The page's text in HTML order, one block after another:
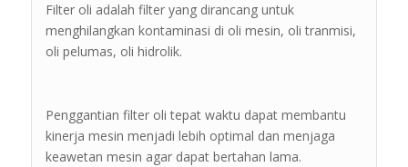
Filter oli adalah filter yang dirancang untuk
menghilangkan kontaminasi di oli mesin, oli tranmisi,
oli pelumas, oli hidrolik.
Penggantian filter oli tepat waktu dapat membantu
kinerja mesin menjadi lebih optimal dan menjaga
keawetan mesin agar dapat bertahan lama.